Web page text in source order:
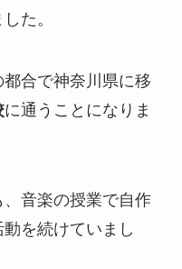
た。
合で神奈川県に移
に通うことになりま
音楽の授業で自作
を続けていまし